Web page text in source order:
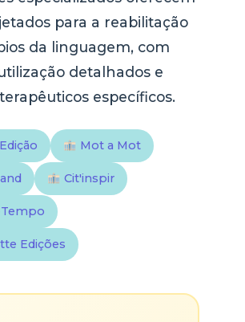
para a reabilitação
da linguagem, com
detalhados e
específicos.
Mot a Mot
Cit'inspir
Edições